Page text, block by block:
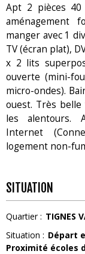
Apt 2 pièces 40
aménagement
manger avec 1
TV (écran plat),
x 2 lits
ouverte (mini-
micro-ondes).
ouest. Très
les alentours.
Internet
logement non-
SITUATION
Quartier : TIGNES
Situation : Départ
Proximité écoles